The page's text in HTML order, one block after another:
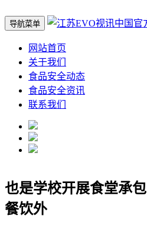
导航菜单
网站首页
关于我们
食品安全动态
食品安全资讯
联系我们
也是学校开展食堂承
餐饮外